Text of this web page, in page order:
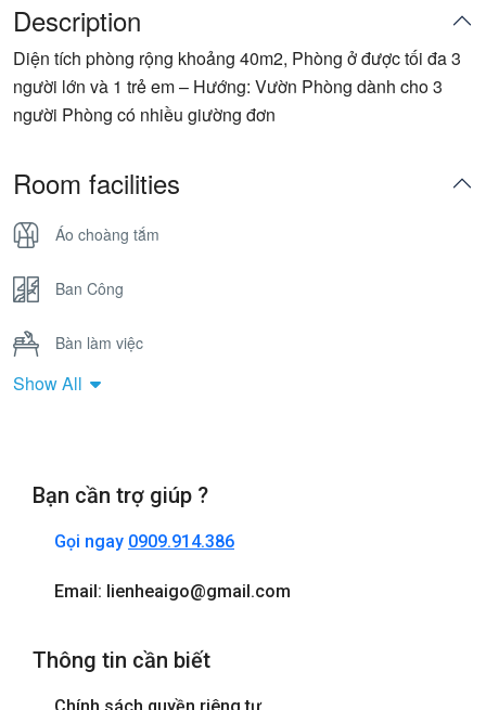
Description
Diện tích phòng rộng khoảng 40m2, Phòng ở được tối đa 3
người lớn và 1 trẻ em – Hướng: Vườn Phòng dành cho 3
người Phòng có nhiều giường đơn
Room facilities
Áo choàng tắm
Ban Công
Bàn làm việc
Bồn Tắm Nằm
Điện thoại
Phòng tắm đứng
Show All
Bạn cần trợ giúp ?
Gọi ngay 0909.914.386
Email: lienheaigo@gmail.com
Thông tin cần biết